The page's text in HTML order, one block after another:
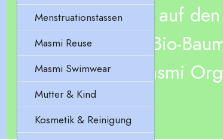
Menstruationstassen
Masmi Reuse
Masmi Swimwear
Mutter & Kind
Kosmetik & Reinigung
Erfahren Sie auf
Vorzüge von Bio-
Masmi